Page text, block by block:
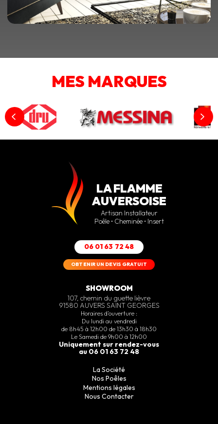
MES MARQUES
LA FLAMME
AUVERSOISE
Artisan Installateur
Poêle • Cheminée • Insert
SHOWROOM
107, chemin du guette lièvre
91580 AUVERS SAINT GEORGES
Horaires d’ouverture :
Du lundi au vendredi
de 8h45 à 12h00 de 13h30 à 18h30
Le Samedi de 9h00 à 12h00
Uniquement sur rendez-vous
au 06 01 63 72 48
La Société
Nos Poêles
Mentions légales
Nous Contacter
06 01 63 72 48
OBTENIR UN DEVIS GRATUIT